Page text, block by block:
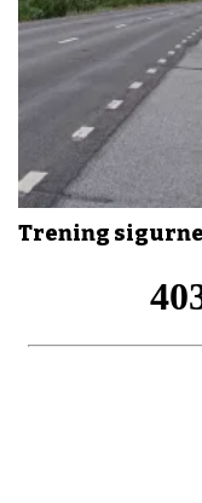
Trening